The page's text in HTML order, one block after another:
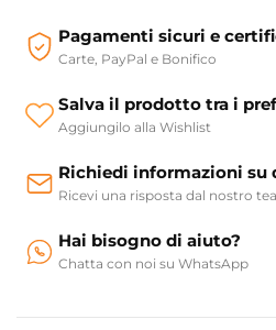
Pagamenti sicuri e
Carte, PayPal e Bonifico
Salva il prodotto tra i
Aggiungilo alla Wishlist
Richiedi informazioni su
Ricevi una risposta dal nostro
Hai bisogno di aiuto?
Chatta con noi su WhatsApp